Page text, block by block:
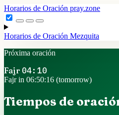
Horarios de Oración pray.zone
Horarios de Oración Mezquita
Próxima oración
Fajr 04:10
Fajr in 06:50:15 (tomorrow)
Tiempos de